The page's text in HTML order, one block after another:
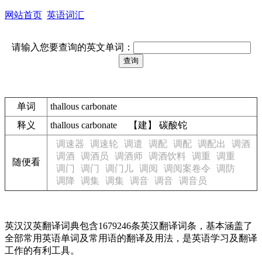
网站首页 英语词汇
请输入您要查询的英文单词：
单词
thallous carbonate
释义
thallous carbonate 【建】 碳酸铊
随便看
调速器 调速轮 调遣 调配 调配 调配出
调酒
调酒
调酒员 调酒师 调酒饮料 调重
调重
调门
调门 调门儿 调阅 调阅案卷令
调防
调降
调集 调集 调音 调音 调音员
英汉汉英翻译词典包含1679246条英汉翻译词条，基本涵盖了
全部常用英语单词及常用语的翻译及用法，是英语学习及翻译
工作的有利工具。